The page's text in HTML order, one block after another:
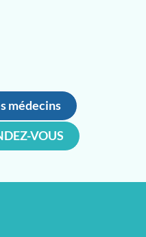
médecins
VOUS